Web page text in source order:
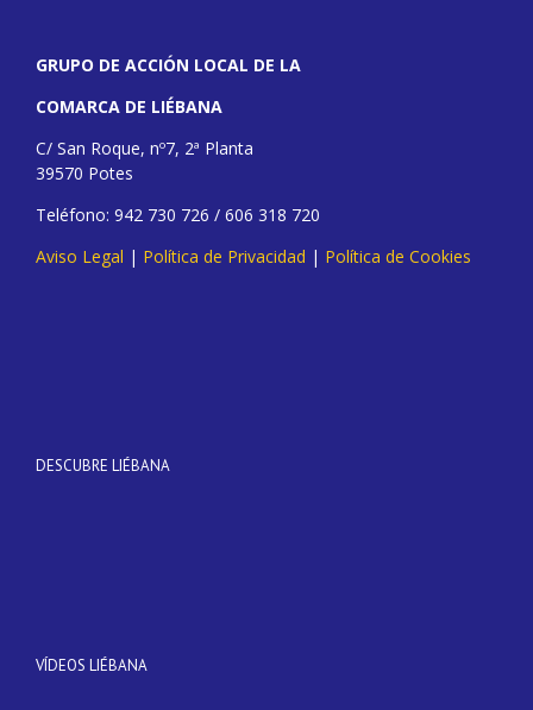
GRUPO DE ACCIÓN LOCAL DE LA
COMARCA DE LIÉBANA
C/ San Roque, nº7, 2ª Planta
39570 Potes
Teléfono: 942 730 726 / 606 318 720
Aviso Legal | Política de Privacidad | Política de Cookies
DESCUBRE LIÉBANA
VÍDEOS LIÉBANA